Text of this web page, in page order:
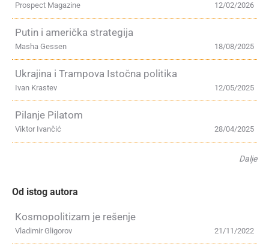
12/02/2026
Prospect Magazine
Putin i američka strategija
18/08/2025
Masha Gessen
Ukrajina i Trampova Istočna politika
12/05/2025
Ivan Krastev
Pilanje Pilatom
28/04/2025
Viktor Ivančić
Dalje
Od istog autora
Kosmopolitizam je rešenje
21/11/2022
Vladimir Gligorov